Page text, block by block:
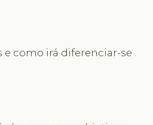
e como irá diferenciar-se